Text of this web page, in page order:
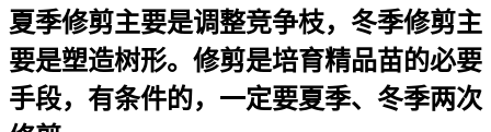
夏季修剪主要是调整竞争枝，冬季修剪主
要是塑造树形。修剪是培育精品苗的必要
手段，有条件的，一定要夏季、冬季两次